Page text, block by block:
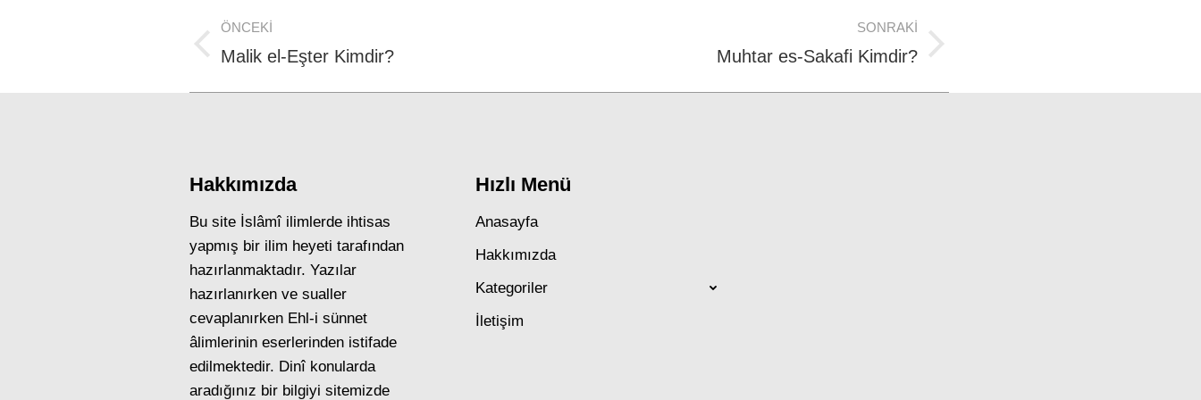
Post
navigation
ÖNCEKI
Previous
Malik el-Eşter Kimdir?
SONRAKI
Muhtar es-Sakafi Kimdir?
Hakkımızda
Bu site İslâmî ilimlerde ihtisas
yapmış bir ilim heyeti tarafından
hazırlanmaktadır. Yazılar
hazırlanırken ve sualler
cevaplanırken Ehl-i sünnet
âlimlerinin eserlerinden istifade
edilmektedir. Dinî konularda
aradığınız bir bilgiyi sitemizde
Hızlı Menü
Anasayfa
Hakkımızda
Kategoriler
İletişim